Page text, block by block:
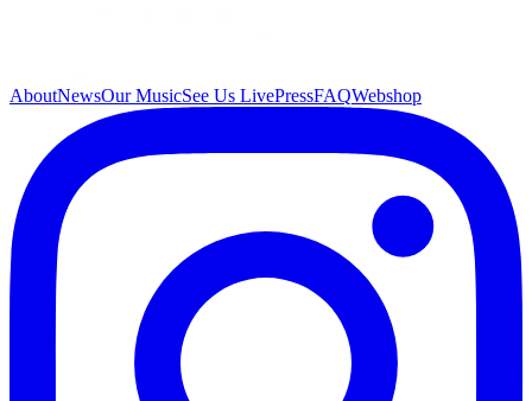
AboutNewsOur MusicSee Us LivePressFAQWebshop